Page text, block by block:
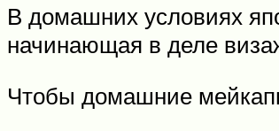
В домашних условиях
начинающая в деле
Чтобы домашние